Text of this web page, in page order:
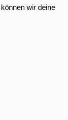
wir deine